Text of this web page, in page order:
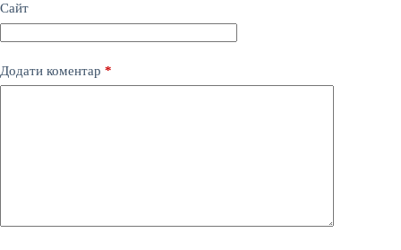
Сайт
Додати коментар *